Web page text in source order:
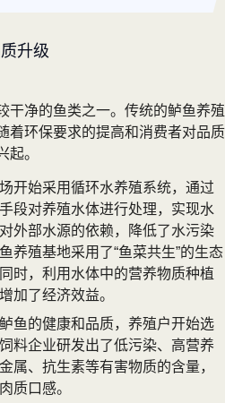
升级
干净的鱼类之一。传统的鲈鱼养殖
着环保要求的提高和消费者对品质
起。
开始采用循环水养殖系统，通过
段对养殖水体进行处理，实现水
外部水源的依赖，降低了水污染
养殖基地采用了“鱼菜共生”的生态
时，利用水体中的营养物质种植
加了经济效益。
鱼的健康和品质，养殖户开始选
料企业研发出了低污染、高营养
属、抗生素等有害物质的含量，
质口感。